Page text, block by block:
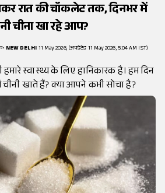
रात की चॉकलेट तक, दिनभर में
चीना खा रहे आप?
• NEW DELHI11 May 2026, (अपडेटेड 11 May 2026, 5:04 AM IST)
स्वास्थ्य के लिए हानिकारक है। हम दिन
चीनी खाते हैं? क्या आपने कभी सोचा है?